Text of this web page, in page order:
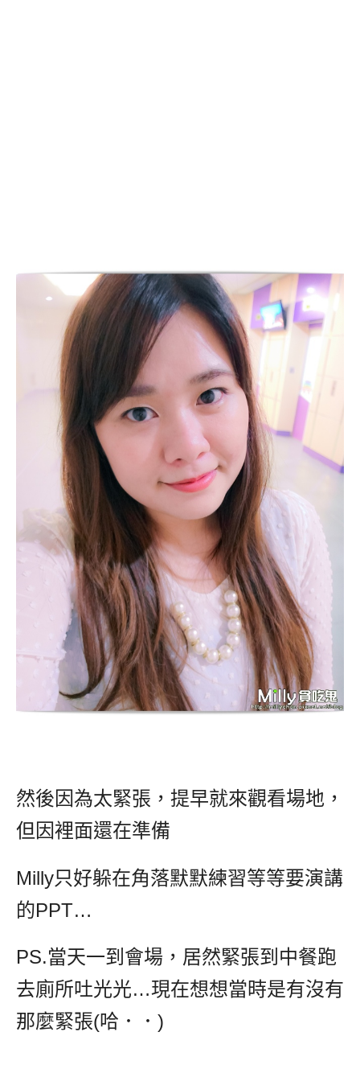
然後因為太緊張，提早就來觀看場地，
但因裡面還在準備
Milly只好躲在角落默默練習等等要演講
的PPT…
PS.當天一到會場，居然緊張到中餐跑
去廁所吐光光…現在想想當時是有沒有
那麼緊張(哈．．)